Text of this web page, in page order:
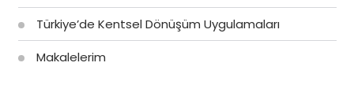
Türkiye’de Kentsel Dönüşüm Uygulamaları
Makalelerim